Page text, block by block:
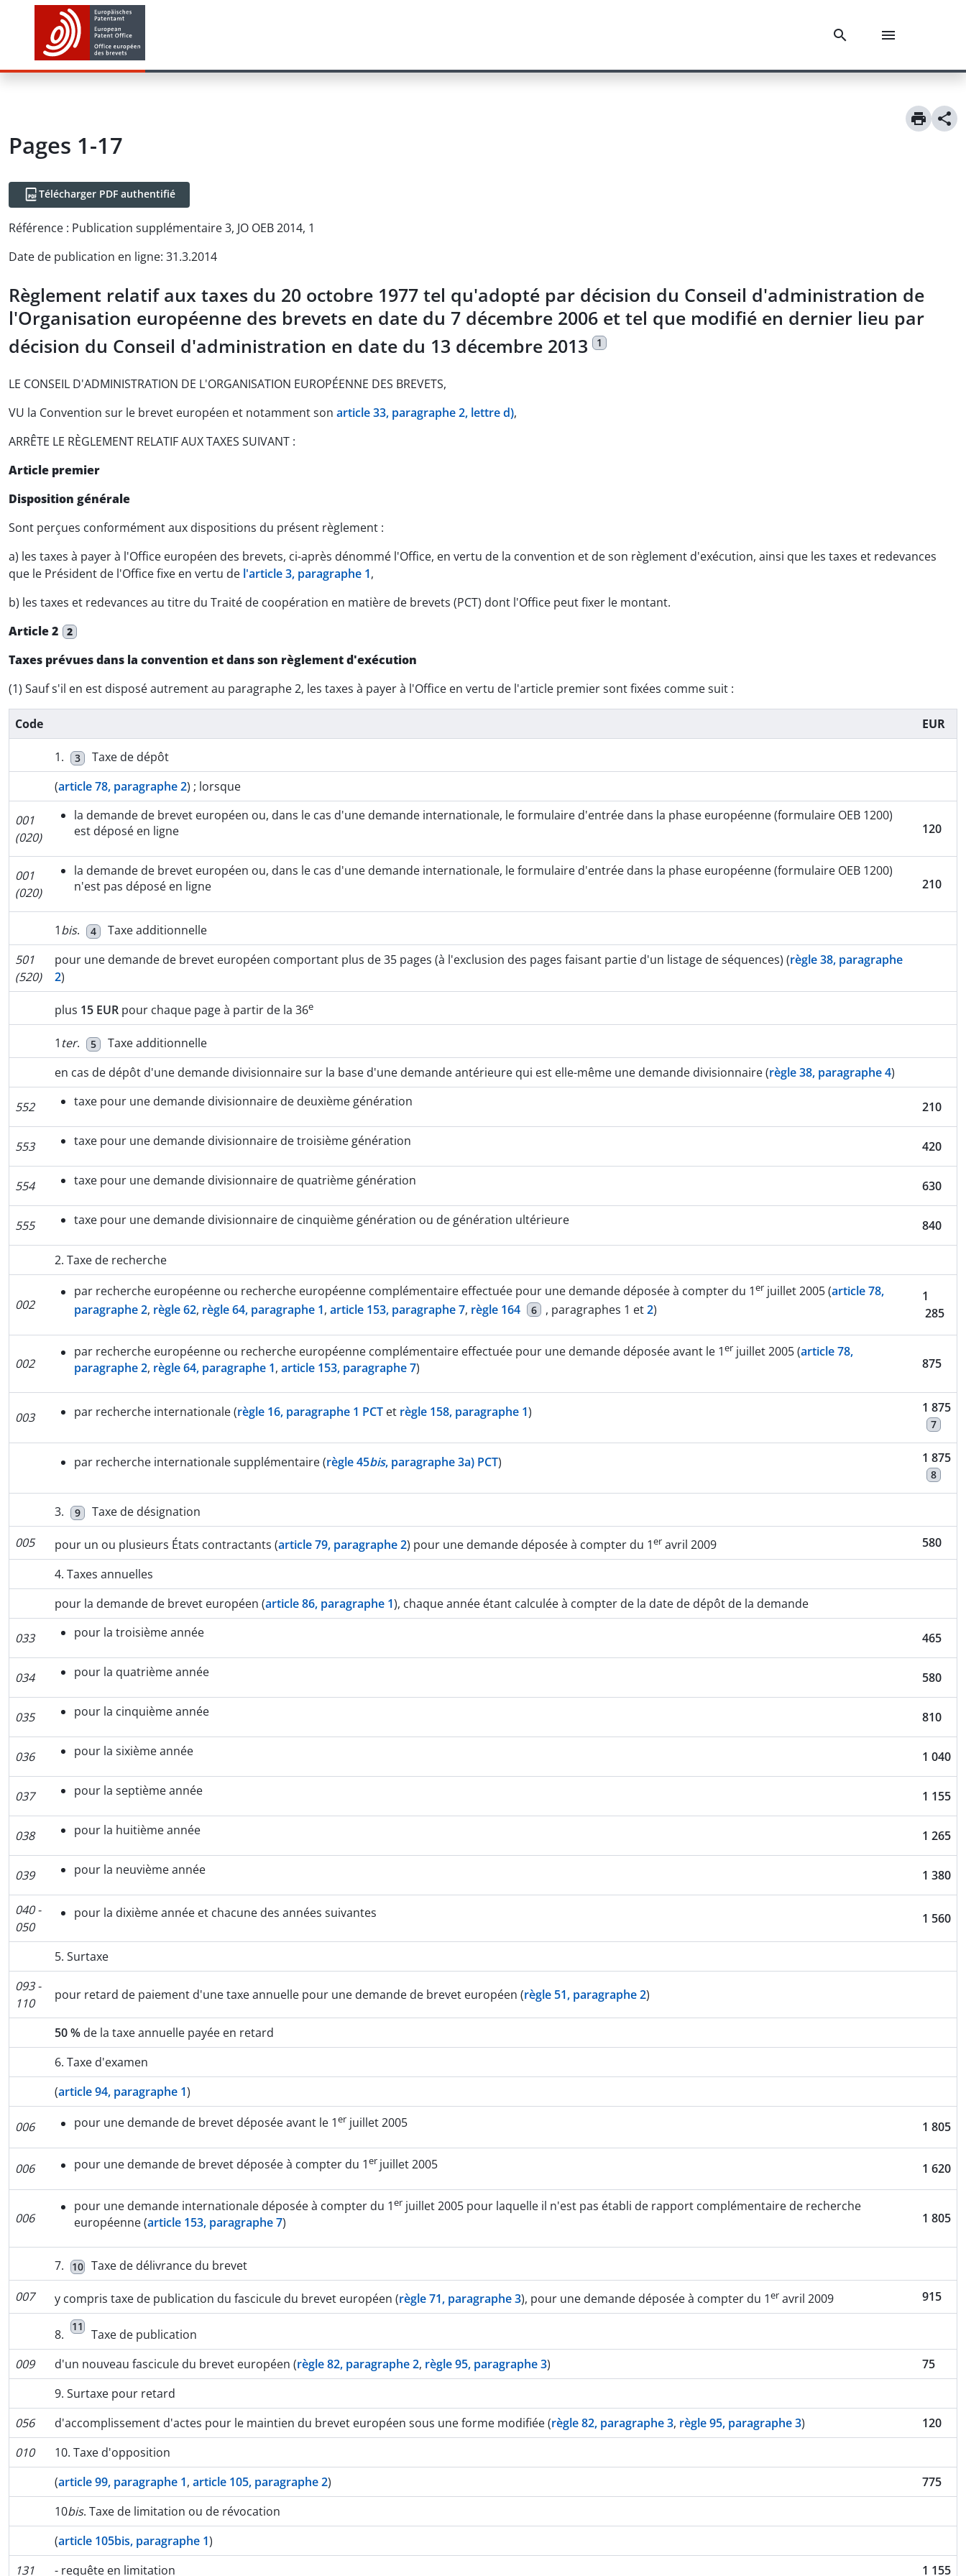
Pages 1-17
Télécharger PDF authentifié
Référence : Publication supplémentaire 3, JO OEB 2014, 1
Date de publication en ligne: 31.3.2014
Règlement relatif aux taxes du 20 octobre 1977 tel qu'adopté par décision du Conseil d'administration de
l'Organisation européenne des brevets en date du 7 décembre 2006 et tel que modifié en dernier lieu par
décision du Conseil d'administration en date du 13 décembre 2013
1
LE CONSEIL D'ADMINISTRATION DE L'ORGANISATION EUROPÉENNE DES BREVETS,
VU la Convention sur le brevet européen et notamment son article 33, paragraphe 2, lettre d),
ARRÊTE LE RÈGLEMENT RELATIF AUX TAXES SUIVANT :
Article premier
Disposition générale
Sont perçues conformément aux dispositions du présent règlement :
a) les taxes à payer à l'Office européen des brevets, ci-après dénommé l'Office, en vertu de la convention et de son règlement d'exécution, ainsi que les taxes et redevances
que le Président de l'Office fixe en vertu de l'article 3, paragraphe 1,
b) les taxes et redevances au titre du Traité de coopération en matière de brevets (PCT) dont l'Office peut fixer le montant.
Article 2
2
Taxes prévues dans la convention et dans son règlement d'exécution
(1) Sauf s'il en est disposé autrement au paragraphe 2, les taxes à payer à l'Office en vertu de l'article premier sont fixées comme suit :
Code EUR
1. 3
Taxe de dépôt
(article 78, paragraphe 2) ; lorsque
001
(020)
la demande de brevet européen ou, dans le cas d'une demande internationale, le formulaire d'entrée dans la phase européenne (formulaire OEB 1200)
est déposé en ligne
120
001
(020)
la demande de brevet européen ou, dans le cas d'une demande internationale, le formulaire d'entrée dans la phase européenne (formulaire OEB 1200)
n'est pas déposé en ligne
210
1bis. 4
Taxe additionnelle
501
(520)
pour une demande de brevet européen comportant plus de 35 pages (à l'exclusion des pages faisant partie d'un listage de séquences) (règle 38, paragraphe
2)
plus 15 EUR pour chaque page à partir de la 36e
1 ter. 5
Taxe additionnelle
en cas de dépôt d'une demande divisionnaire sur la base d'une demande antérieure qui est elle-même une demande divisionnaire (règle 38, paragraphe 4)
552 taxe pour une demande divisionnaire de deuxième génération 210
553 taxe pour une demande divisionnaire de troisième génération 420
554 taxe pour une demande divisionnaire de quatrième génération 630
555 taxe pour une demande divisionnaire de cinquième génération ou de génération ultérieure 840
2. Taxe de recherche
002
par recherche européenne ou recherche européenne complémentaire effectuée pour une demande déposée à compter du 1er juillet 2005 (article 78,
paragraphe 2, règle 62, règle 64, paragraphe 1,article 153, paragraphe 7, règle 164 6 , paragraphes 1 et2)
1
285
002
par recherche européenne ou recherche européenne complémentaire effectuée pour une demande déposée avant le 1er juillet 2005 (article 78,
paragraphe 2, règle 64, paragraphe 1,article 153, paragraphe 7) 875
003 par recherche internationale (règle 16, paragraphe 1 PCT et règle 158, paragraphe 1) 1 875
7
par recherche internationale supplémentaire (règle 45bis, paragraphe 3a) PCT) 1 875
8
3. 9
Taxe de désignation
005
pour un ou plusieurs États contractants (article 79, paragraphe 2) pour une demande déposée à compter du 1er avril 2009
580
4. Taxes annuelles
pour la demande de brevet européen (article 86, paragraphe 1), chaque année étant calculée à compter de la date de dépôt de la demande
033 pour la troisième année 465
034 pour la quatrième année 580
035 pour la cinquième année 810
036 pour la sixième année 1 040
037 pour la septième année 1 155
038 pour la huitième année 1 265
039 pour la neuvième année 1 380
040 -
050
pour la dixième année et chacune des années suivantes 1 560
5. Surtaxe
093 -
110
pour retard de paiement d'une taxe annuelle pour une demande de brevet européen (règle 51, paragraphe 2)
50 % de la taxe annuelle payée en retard
6. Taxe d'examen
(article 94, paragraphe 1)
006 pour une demande de brevet déposée avant le 1er juillet 2005 1 805
006 pour une demande de brevet déposée à compter du 1er juillet 2005 1 620
006
pour une demande internationale déposée à compter du 1er juillet 2005 pour laquelle il n'est pas établi de rapport complémentaire de recherche
européenne (article 153, paragraphe 7) 1 805
7. 10 Taxe de délivrance du brevet
007
y compris taxe de publication du fascicule du brevet européen (règle 71, paragraphe 3), pour une demande déposée à compter du 1er avril 2009 915
8.
11
Taxe de publication
009
d'un nouveau fascicule du brevet européen (règle 82, paragraphe 2, règle 95, paragraphe 3)
75
9. Surtaxe pour retard
056
d'accomplissement d'actes pour le maintien du brevet européen sous une forme modifiée (règle 82, paragraphe 3, règle 95, paragraphe 3)
120
010
10. Taxe d'opposition
(article 99, paragraphe 1, article 105, paragraphe 2)
775
10bis. Taxe de limitation ou de révocation
(article 105bis, paragraphe 1)
131
- requête en limitation 1 155